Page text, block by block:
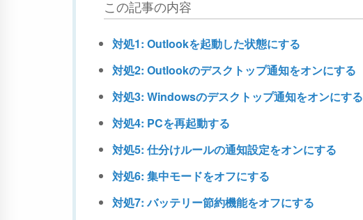
この記事の内容
対処1: Outlookを起動した状態にする
対処2: Outlookのデスクトップ通知をオンにする
対処3: Windowsのデスクトップ通知をオンにする
対処4: PCを再起動する
対処5: 仕分けルールの通知設定をオンにする
対処6: 集中モードをオフにする
対処7: バッテリー節約機能をオフにする